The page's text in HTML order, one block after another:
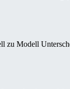
zu Modell